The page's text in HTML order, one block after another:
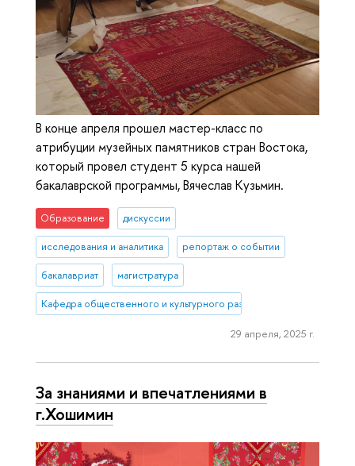
В конце апреля прошел мастер-класс по
атрибуции музейных памятников стран Востока,
который провел студент 5 курса нашей
бакалаврской программы, Вячеслав Кузьмин.
Образование дискуссии
исследования и аналитика репортаж о событии
бакалавриат магистратура
Кафедра общественного и культурного развития Азии и Африки
29 апреля, 2025 г.
За знаниями и впечатлениями в
г.Хошимин